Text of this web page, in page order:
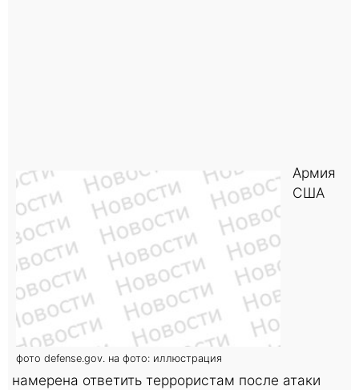
фото defense.gov. на фото: иллюстрация
Армия
США
намерена ответить террористам после атаки